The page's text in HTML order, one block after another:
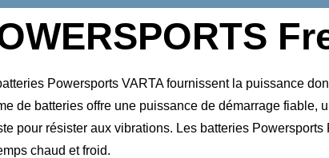
Powersports VARTA fournissent la puissance
de batteries offre une puissance de démarrage
pour résister aux vibrations. Les batteries
chaud et froid.